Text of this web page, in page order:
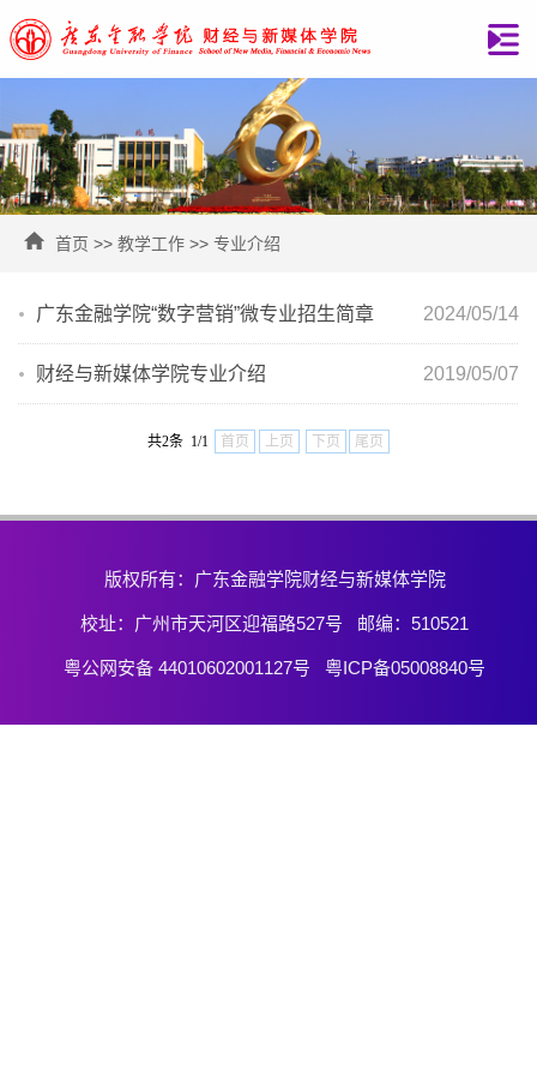
首页 >> 教学工作 >> 专业介绍
广东金融学院“数字营销”微专业招生简章 2024/05/14
财经与新媒体学院专业介绍 2019/05/07
共2条 1/1 首页 上页 下页 尾页
版权所有：广东金融学院财经与新媒体学院
校址：广州市天河区迎福路527号 邮编：510521
粤公网安备 44010602001127号 粤ICP备05008840号